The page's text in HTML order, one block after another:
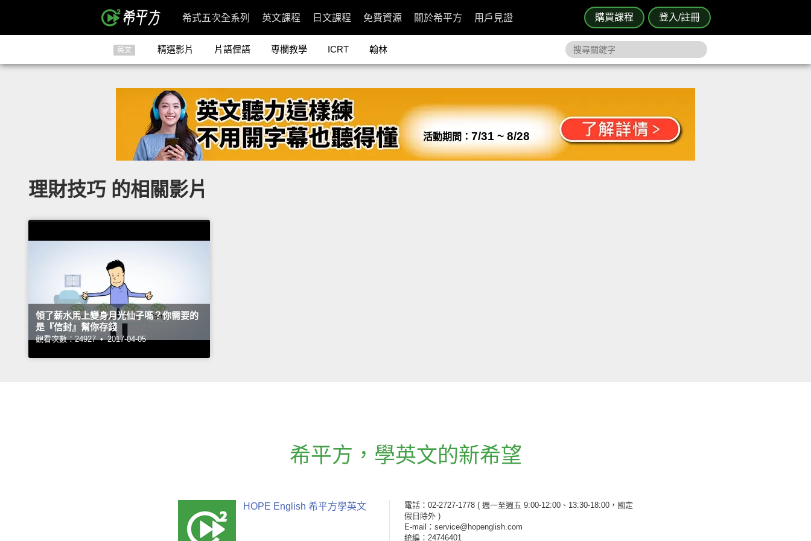
購買課程 登入/註冊
希式五次全系列 英文課程 日文課程 免費資源 關於希平方 用戶見證
英文 精選影片 片語俚語 專欄教學 ICRT 翰林
活動期間： 7/31 ~ 8/28
理財技巧 的相關影片
領了薪水馬上變身月光仙子嗎？你需要的
是『信封』幫你存錢
觀看次數：24927 • 2017-04-05
希平方 ， 學英文的新希望
HOPE English 希平方學英文 電話：02-2727-1778 ( 週一至週五 9:00-12:00、13:30-18:00，國定
假日除外 )
E-mail：service@hopenglish.com
統編：24746401